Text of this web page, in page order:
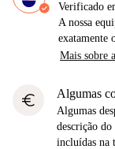
Verificado
A nossa
exatamente
Mais sobre
euro Algumas
Algumas
descrição do
incluídas na